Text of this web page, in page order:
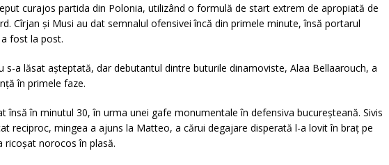
curajos partida din Polonia, utilizând o formulă de start extrem de apropiată de
Cîrjan și Musi au dat semnalul ofensivei încă din primele minute, însă portarul
fost la post.
s-a lăsat așteptată, dar debutantul dintre buturile dinamoviste, Alaa Bellaarouch, a
în primele faze.
însă în minutul 30, în urma unei gafe monumentale în defensiva bucureșteană. Sivis
reciproc, mingea a ajuns la Matteo, a cărui degajare disperată l-a lovit în braț pe
ricoșat norocos în plasă.